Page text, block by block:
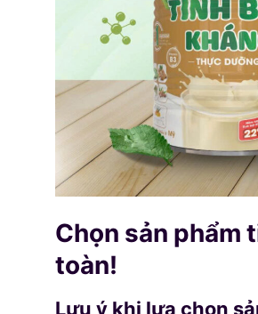
Chọn sản phẩm
toàn!
Lưu ý khi lựa chọn